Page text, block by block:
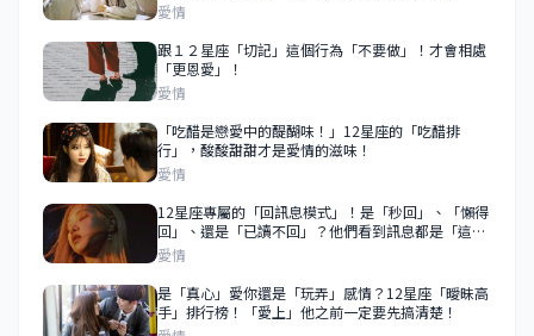
愛情
跟１２星座「切記」這個行為「不要做」！才會相處
「更恩愛」！
愛情
「吃醋是戀愛中的醍醐味！」12星座的「吃醋排
行」，酸酸甜甜才是愛情的滋味！
愛情
12星座專屬的「回訊息模式」！是「秒回」、「懶得
回」、還是「已讀不回」？他們看到訊息都是「這樣
做」！
愛情
是「真心」愛你還是「玩弄」感情？12星座「曖昧高
手」排行榜！「愛上」他之前一定要先搞清楚！